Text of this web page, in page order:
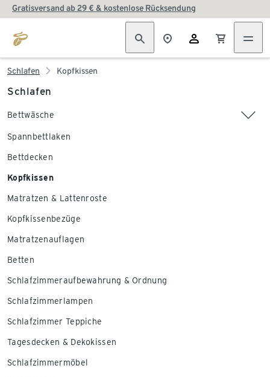
Gratisversand ab 29 € & kostenlose Rücksendung
Schlafen Kopfkissen
Schlafen
Bettwäsche
Spannbettlaken
Bettdecken
Kopfkissen
Matratzen & Lattenroste
Kopfkissenbezüge
Matratzenauflagen
Betten
Schlafzimmeraufbewahrung & Ordnung
Schlafzimmerlampen
Schlafzimmer Teppiche
Tagesdecken & Dekokissen
Schlafzimmermöbel